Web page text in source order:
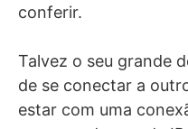
conferir.
Talvez o seu grande
de se conectar a
estar com uma